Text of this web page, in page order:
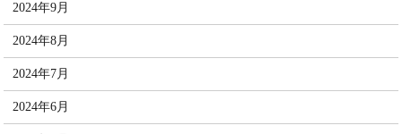
2024年9月
2024年8月
2024年7月
2024年6月